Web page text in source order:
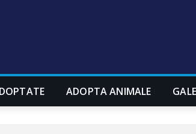
ADOPTA ANIMALE